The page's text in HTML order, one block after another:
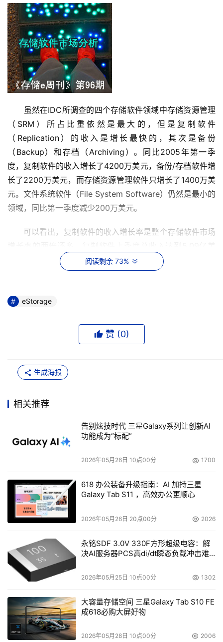
虽然在IDC所调查的四个存储软件领域中存储资源管理
（SRM）所占比重依然是最大的，但是复制软件
（Replication）的收入是增长最快的，其次是备份
（Backup）和存档（Archiving）。同比2005年第一季
度，复制软件的收入增长了4200万美元，备份/存档软件增
长了2200万美元，而存储资源管理软件只增长了1400万美
元。文件系统软件（File System Software）仍然是最小的
领域，同比第一季度减少200万美元。
可以看出，复制软件的收入增长率是整个存储软件市场
元，同比去年同期上升25.1%，比第一季度上升9个百分
备份/存档软件总收入为7.05亿美元，年同比增长
7.11亿美元，年同比小幅上扬2.1%，比前一季度上涨5.9%；
文件系统软件收入为1.74亿美元，比前一季度下降1个百分
在厂商方面，EMC公司仍然稳居存储软件市场的头把
30.2%略有上升。
Symantec（即VERITAS）的存储软件营收全线下跌，
该公司在被赛门铁克收购前的最后一个季度，市场份额从
21.5%下跌到19.8%。而位居第三名的IBM公司增长最快，
表 1: 全球存储软件市场收入
供应商 收入 份额 季度增长
EMC $657 30.6% 5.2%
IBM
阅读剩余 73%
eStorage
赞 (0)
生成海报
相关推荐
告别炫技时代 三星Galaxy系列让创新AI
功能成为“标配”
2026年05月26日 10点00分 1700
618 办公装备升级指南：AI 加持三星
Galaxy Tab S11 ，高效办公更顺心
2026年05月26日 20点00分 2026
永铭SDF 3.0V 330F方形超级电容：解
决AI服务器PCS高di/dt瞬态负载冲击难
2026年05月25日 10点00分 1302
大容量存储空间 三星Galaxy Tab S10 FE
成618必购大屏好物
2026年05月28日 10点00分 2006